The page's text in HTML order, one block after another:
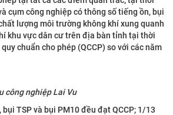
cụm công nghiệp có thông số tiếng ồn, bụi
lượng môi trường không khí xung quanh
khu vực dân cư trên địa bàn tỉnh tại thời
chuẩn cho phép (QCCP) so với các năm
công nghiệp Lai Vu
TSP và bụi PM10 đều đạt QCCP; 1/13